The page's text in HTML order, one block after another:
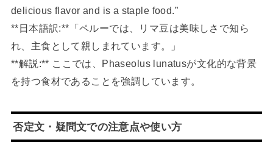
delicious flavor and is a staple food.”
**日本語訳:**「ペルーでは、リマ豆は美味しさで知ら
れ、主食として親しまれています。」
**解説:** ここでは、Phaseolus lunatusが文化的な背景
を持つ食材であることを強調しています。
否定文・疑問文での注意点や使い方